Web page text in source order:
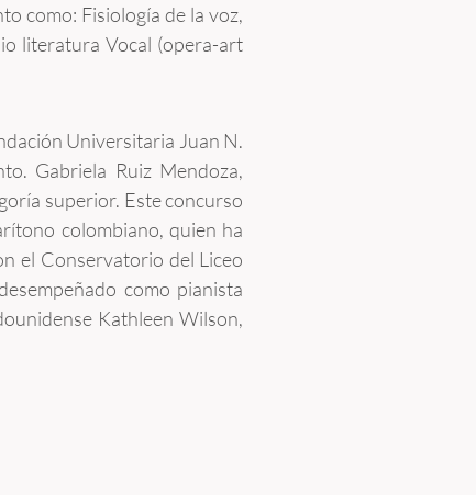
como: Fisiología de la voz,
literatura Vocal (opera-art
Universitaria Juan N.
Gabriela Ruiz Mendoza,
superior. Este concurso
colombiano, quien ha
el Conservatorio del Liceo
como pianista
Kathleen Wilson,